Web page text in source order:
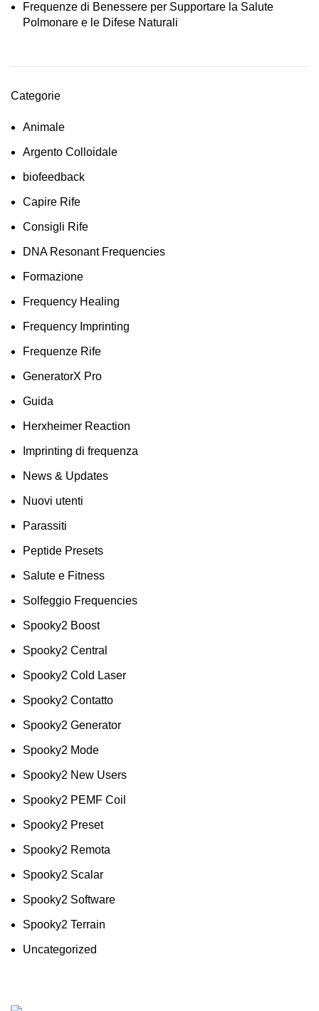
Frequenze di Benessere per Supportare la Salute
Polmonare e le Difese Naturali
Categorie
Animale
Argento Colloidale
biofeedback
Capire Rife
Consigli Rife
DNA Resonant Frequencies
Formazione
Frequency Healing
Frequency Imprinting
Frequenze Rife
GeneratorX Pro
Guida
Herxheimer Reaction
Imprinting di frequenza
News & Updates
Nuovi utenti
Parassiti
Peptide Presets
Salute e Fitness
Solfeggio Frequencies
Spooky2 Boost
Spooky2 Central
Spooky2 Cold Laser
Spooky2 Contatto
Spooky2 Generator
Spooky2 Mode
Spooky2 New Users
Spooky2 PEMF Coil
Spooky2 Preset
Spooky2 Remota
Spooky2 Scalar
Spooky2 Software
Spooky2 Terrain
Uncategorized